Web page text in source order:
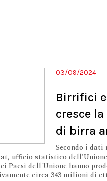
03/09/2024
Birrifici
cresce
di birra
Secondo i dati
ufficio statistico dell'Unione
Paesi dell'Unione hanno
circa 343 milioni di